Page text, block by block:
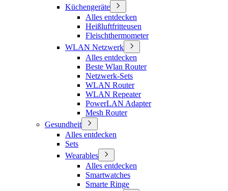
Küchengeräte
Alles entdecken
Heißluftfritteusen
Fleischthermometer
WLAN Netzwerk
Alles entdecken
Beste Wlan Router
Netzwerk-Sets
WLAN Router
WLAN Repeater
PowerLAN Adapter
Mesh Router
Gesundheit
Alles entdecken
Sets
Wearables
Alles entdecken
Smartwatches
Smarte Ringe